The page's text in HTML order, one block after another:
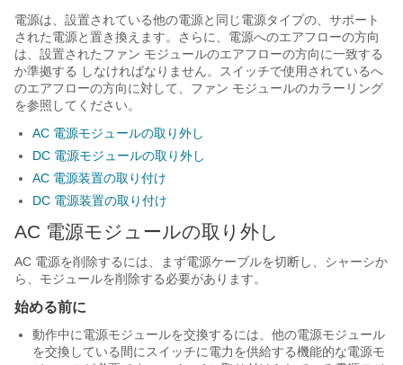
電源は、設置されている他の電源と同じ電源タイプの、サポート
された電源と置き換えます。さらに、電源へのエアフローの方向
は、設置されたファン モジュールのエアフローの方向に一致する
か準拠する しなければなりません。
スイッチで使用されているへ
のエアフローの方向に対して、ファン モジュールのカラーリング
を参照してください。
AC 電源モジュールの取り外し
DC 電源モジュールの取り外し
AC 電源装置の取り付け
DC 電源装置の取り付け
AC 電源モジュールの取り外し
AC 電源を削除するには、まず電源ケーブルを切断し、シャーシか
ら、モジュールを削除する必要があります。
始める前に
動作中に電源モジュールを交換するには、他の電源モジュール
を交換している間にスイッチに電力を供給する機能的な電源モ